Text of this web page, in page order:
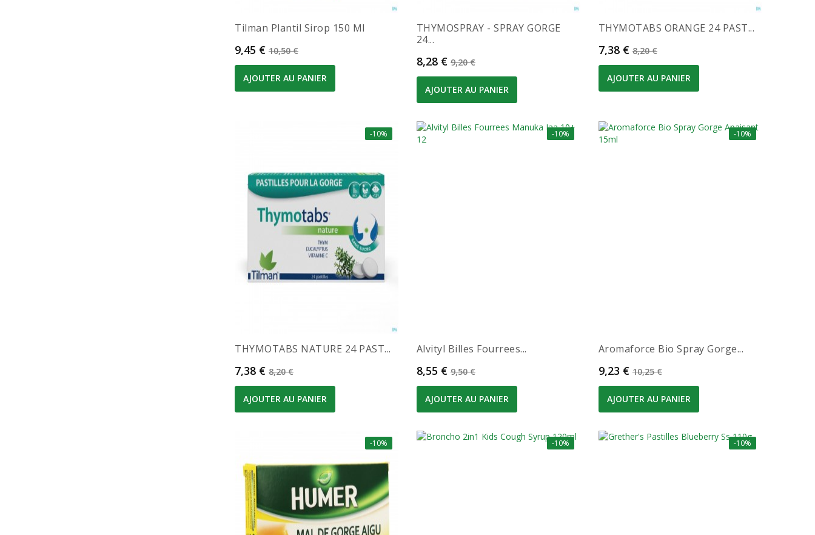
Tilman Plantil Sirop 150 Ml
Prix
9,45 € Prix de base
10,50 €
AJOUTER AU PANIER
THYMOSPRAY - SPRAY GORGE
24...
Prix
8,28 € Prix de base
9,20 €
AJOUTER AU PANIER
THYMOTABS ORANGE 24 PAST...
Prix
7,38 € Prix de base
8,20 €
AJOUTER AU PANIER
-10%
THYMOTABS NATURE 24 PAST...
Prix
7,38 € Prix de base
8,20 €
AJOUTER AU PANIER
-10%
Alvityl Billes Fourrees...
Prix
8,55 € Prix de base
9,50 €
AJOUTER AU PANIER
-10%
Aromaforce Bio Spray Gorge...
Prix
9,23 € Prix de base
10,25 €
AJOUTER AU PANIER
-10% -10% -10%